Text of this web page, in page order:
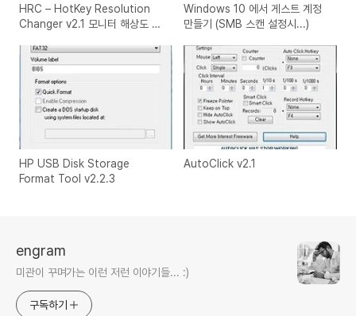
HRC – HotKey Resolution
Changer v2.1 모니터 해상도 설
Windows 10 에서 게스트 계정
만들기 (SMB 스캔 설정시...)
HP USB Disk Storage
Format Tool v2.2.3
AutoClick v2.1
engram
미관이 꾸며가는 이런 저런 이야기들... :)
구독하기